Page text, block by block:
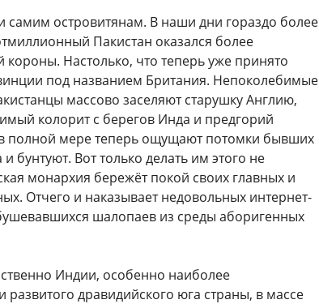
самим островитянам. В наши дни гораздо более
Пакистан оказался более
Настолько, что теперь уже принято
под названием Британия. Непоколебимые
массово заселяют старушку Англию,
колорит с берегов Инда и предгорий
в полной мере теперь ощущают потомки бывших
бунтуют. Вот только делать им этого не
монархия бережёт покой своих главных и
Отчего и наказывает недовольных интернет-
шалопаев из среды аборигенных
Индии, особенно наиболее
дравидийского юга страны, в массе